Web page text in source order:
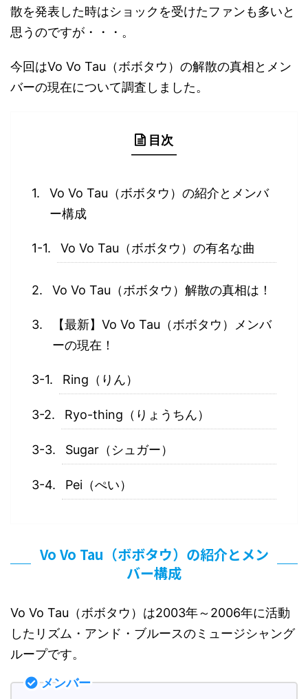
散を発表した時はショックを受けたファンも多いと
思うのですが・・・。
今回はVo Vo Tau（ボボタウ）の解散の真相とメン
バーの現在について調査しました。
目次
Vo Vo Tau（ボボタウ）の紹介とメンバ
ー構成
Vo Vo Tau（ボボタウ）の有名な曲
Vo Vo Tau（ボボタウ）解散の真相は！
【最新】Vo Vo Tau（ボボタウ）メンバ
ーの現在！
Ring（りん）
Ryo-thing（りょうちん）
Sugar（シュガー）
Pei（ぺい）
Vo Vo Tau（ボボタウ）の紹介とメン
バー構成
Vo Vo Tau（ボボタウ）は2003年～2006年に活動
したリズム・アンド・ブルースのミュージシャング
ループです。
メンバー